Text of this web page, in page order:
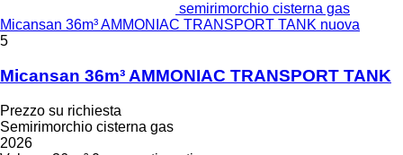
semirimorchio cisterna gas
Micansan 36m³ AMMONIAC TRANSPORT TANK nuova
5
Micansan 36m³ AMMONIAC TRANSPORT TANK
Prezzo su richiesta
Semirimorchio cisterna gas
2026